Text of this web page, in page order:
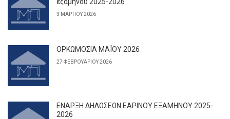
3 ΜΑΡΤΊΟΥ 2026
ΟΡΚΩΜΟΣΙΑ ΜΑΪΟΥ 2026
27 ΦΕΒΡΟΥΑΡΊΟΥ 2026
ΕΝΑΡΞΗ ΔΗΛΩΣΕΩΝ ΕΑΡΙΝΟΥ ΕΞΑΜΗΝΟΥ 2025-
2026